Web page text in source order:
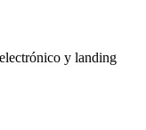
y landing